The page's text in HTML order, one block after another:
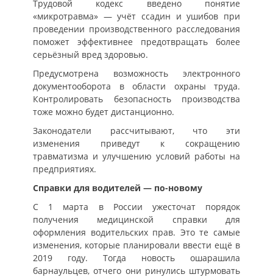
Трудовой кодекс введено понятие
«микротравма» — учёт ссадин и ушибов при
проведении производственного расследования
поможет эффективнее предотвращать более
серьёзный вред здоровью.
Предусмотрена возможность электронного
документооборота в области охраны труда.
Контролировать безопасность производства
тоже можно будет дистанционно.
Законодатели рассчитывают, что эти
изменения приведут к сокращению
травматизма и улучшению условий работы на
предприятиях.
Справки для водителей — по-новому
C 1 марта в России ужесточат порядок
получения медицинской справки для
оформления водительских прав. Это те самые
изменения, которые планировали ввести ещё в
2019 году. Тогда новость ошарашила
барнаульцев, отчего они ринулись штурмовать